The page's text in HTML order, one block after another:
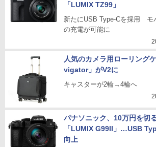
「LUMIX TZ99」
新たにUSB Type-Cを採用 モ
の充電が可能に
人気のカメラ用ローリング
vigator」がV2に
キャスターが2輪→4輪へ
パナソニック、10万円を切
「LUMIX G99II」…USB
向上